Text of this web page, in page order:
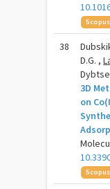
Scopus
38
D.G. ,
3D
on
Scopus